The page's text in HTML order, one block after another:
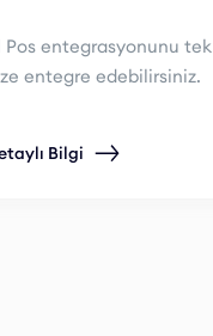
Pos entegrasyonunu tek
entegre edebilirsiniz.
Bilgi